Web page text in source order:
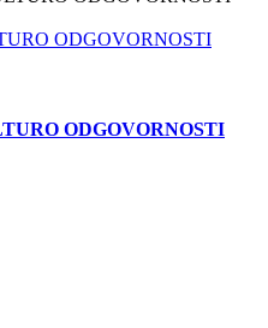
ODGOVORNOSTI
ODGOVORNOSTI